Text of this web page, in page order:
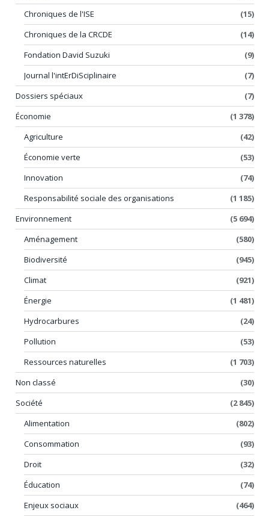
Chroniques de l'ISE
(15)
Chroniques de la CRCDE
(14)
Fondation David Suzuki
(9)
Journal l'intErDiSciplinaire
(7)
Dossiers spéciaux
(7)
Économie
(1 378)
Agriculture
(42)
Économie verte
(53)
Innovation
(74)
Responsabilité sociale des organisations
(1 185)
Environnement
(5 694)
Aménagement
(580)
Biodiversité
(945)
Climat
(921)
Énergie
(1 481)
Hydrocarbures
(24)
Pollution
(53)
Ressources naturelles
(1 703)
Non classé
(30)
Société
(2 845)
Alimentation
(802)
Consommation
(93)
Droit
(32)
Éducation
(74)
Enjeux sociaux
(464)